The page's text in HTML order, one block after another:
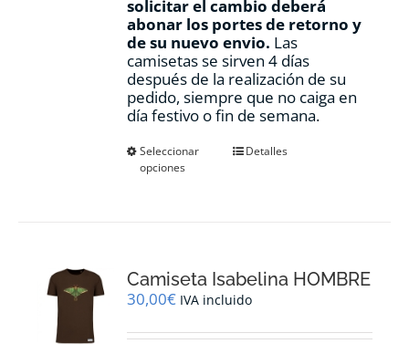
solicitar el cambio deberá
abonar los portes de retorno y
de su nuevo envio. Las
camisetas se sirven 4 días
después de la realización de su
pedido, siempre que no caiga en
día festivo o fin de semana.
Seleccionar
opciones
Este
se
pueden
en
Detalles
Camiseta Isabelina HOMBRE
30,00€ IVA incluido